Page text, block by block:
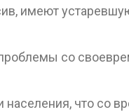
имеют
со
что со